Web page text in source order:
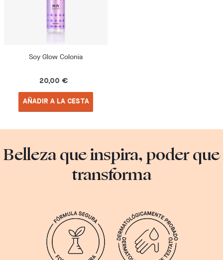
Soy Glow Colonia
20,00 €
AÑADIR A LA CESTA
Belleza que inspira, poder que
transforma